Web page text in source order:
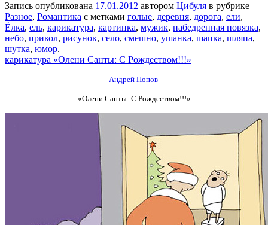
Запись опубликована 17.01.2012 автором Цибуля в рубрике
Разное, Романтика с метками голые, деревня, дорога, ели,
Ёлка, ель, карикатура, картинка, мужик, набедренная повязка,
небо, прикол, рисунок, село, смешно, ушанка, шапка, шляпа,
шутка, юмор.
карикатура «Олени Санты: С Рождеством!!!»
Андрей Попов
«Олени Санты: С Рождеством!!!»